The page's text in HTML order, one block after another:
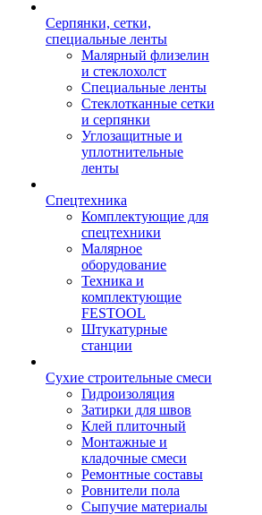
Серпянки, сетки,
специальные ленты
Малярный флизелин
и стеклохолст
Специальные ленты
Стеклотканные сетки
и серпянки
Углозащитные и
уплотнительные
ленты
Спецтехника
Комплектующие для
спецтехники
Малярное
оборудование
Техника и
комплектующие
FESTOOL
Штукатурные
станции
Сухие строительные смеси
Гидроизоляция
Затирки для швов
Клей плиточный
Монтажные и
кладочные смеси
Ремонтные составы
Ровнители пола
Сыпучие материалы